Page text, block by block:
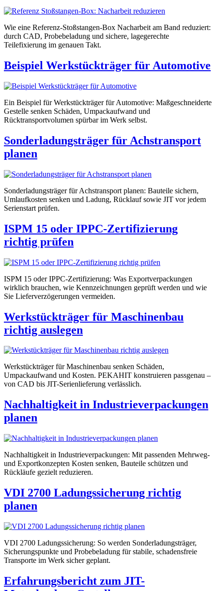
Wie eine Referenz-Stoßstangen-Box Nacharbeit am Band reduziert:
durch CAD, Probebeladung und sichere, lagegerechte
Teilefixierung im genauen Takt.
Beispiel Werkstückträger für Automotive
Ein Beispiel für Werkstückträger für Automotive: Maßgeschneiderte
Gestelle senken Schäden, Umpackaufwand und
Rücktransportvolumen spürbar im Werk selbst.
Sonderladungsträger für Achstransport
planen
Sonderladungsträger für Achstransport planen: Bauteile sichern,
Umlaufkosten senken und Ladung, Rücklauf sowie JIT vor jedem
Serienstart prüfen.
ISPM 15 oder IPPC-Zertifizierung
richtig prüfen
ISPM 15 oder IPPC-Zertifizierung: Was Exportverpackungen
wirklich brauchen, wie Kennzeichnungen geprüft werden und wie
Sie Lieferverzögerungen vermeiden.
Werkstückträger für Maschinenbau
richtig auslegen
Werkstückträger für Maschinenbau senken Schäden,
Umpackaufwand und Kosten. PEKAHIT konstruieren passgenau –
von CAD bis JIT-Serienlieferung verlässlich.
Nachhaltigkeit in Industrieverpackungen
planen
Nachhaltigkeit in Industrieverpackungen: Mit passenden Mehrweg-
und Exportkonzepten Kosten senken, Bauteile schützen und
Rückläufe gezielt reduzieren.
VDI 2700 Ladungssicherung richtig
planen
VDI 2700 Ladungssicherung: So werden Sonderladungsträger,
Sicherungspunkte und Probebeladung für stabile, schadensfreie
Transporte im Werk sicher geplant.
Erfahrungsbericht zum JIT-